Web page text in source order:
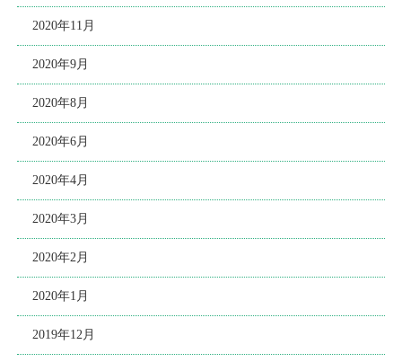
2020年11月
2020年9月
2020年8月
2020年6月
2020年4月
2020年3月
2020年2月
2020年1月
2019年12月